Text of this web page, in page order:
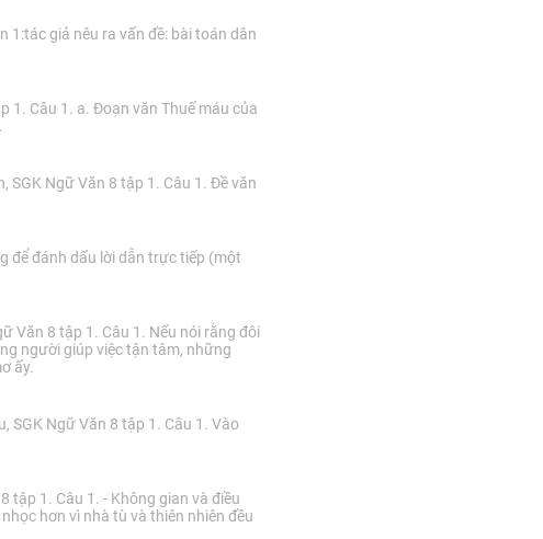
1:tác giả nêu ra vấn đề: bài toán dân
1. Câu 1. a. Đoạn văn Thuế máu của
SGK Ngữ Văn 8 tập 1. Câu 1. Đề văn
để đánh dấu lời dẫn trực tiếp (một
Văn 8 tập 1. Câu 1. Nếu nói rằng đôi
người giúp việc tận tâm, những
ấy.
SGK Ngữ Văn 8 tập 1. Câu 1. Vào
tập 1. Câu 1. - Không gian và điều
hơn vì nhà tù và thiên nhiên đều